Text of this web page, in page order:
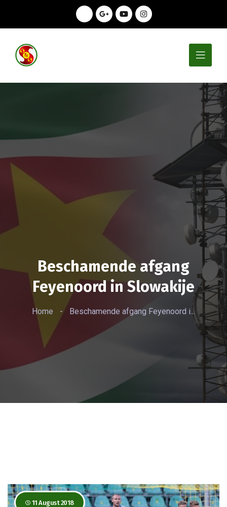
Beschamende afgang
Feyenoord in Slowakije
Home - Beschamende afgang Feyenoord i...
11 August 2018